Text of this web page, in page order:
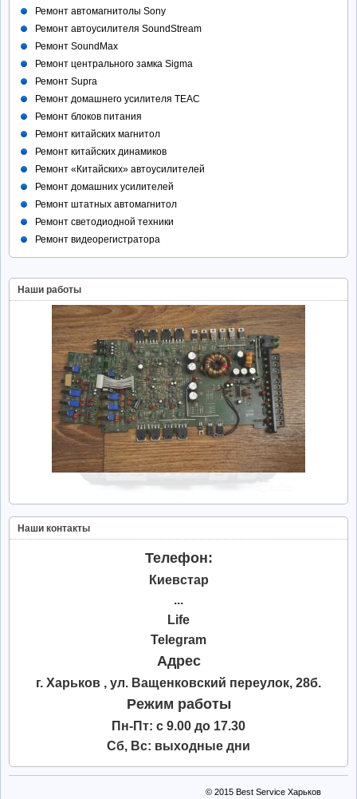
Ремонт автомагнитолы Sony
Ремонт автоусилителя SoundStream
Ремонт SoundMax
Ремонт центрального замка Sigma
Ремонт Supra
Ремонт домашнего усилителя TEAC
Ремонт блоков питания
Ремонт китайских магнитол
Ремонт китайских динамиков
Ремонт «Китайских» автоусилителей
Ремонт домашних усилителей
Ремонт штатных автомагнитол
Ремонт светодиодной техники
Ремонт видеорегистратора
Наши работы
Наши контакты
Телефон:
Киевстар
...
Life
Telegram
Адрес
г. Харьков , ул. Ващенковский переулок, 28б.
Режим работы
Пн-Пт: с 9.00 до 17.30
Сб, Вс: выходные дни
© 2015 Best Service Харьков